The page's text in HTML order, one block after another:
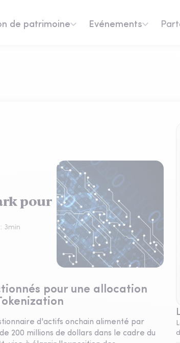
de patrimoine Evénements
pour
3min
pour une allocation
d'actifs onchain alimenté par
200 millions de dollars dans le cadre du